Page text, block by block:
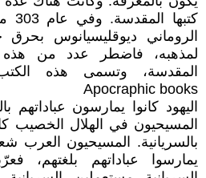
الروماني ديوقليسيانوس بحرق
لمذهبه، فاضطر عدد من هذه
المقدسة، وتسمى هذه الكتب
Apocraphic books
اليهود كانوا يمارسون عباداتهم
المسيحيون في الهلال الخصيب
بالسريانية. المسيحيون العرب
يمارسوا عباداتهم بلغتهم،